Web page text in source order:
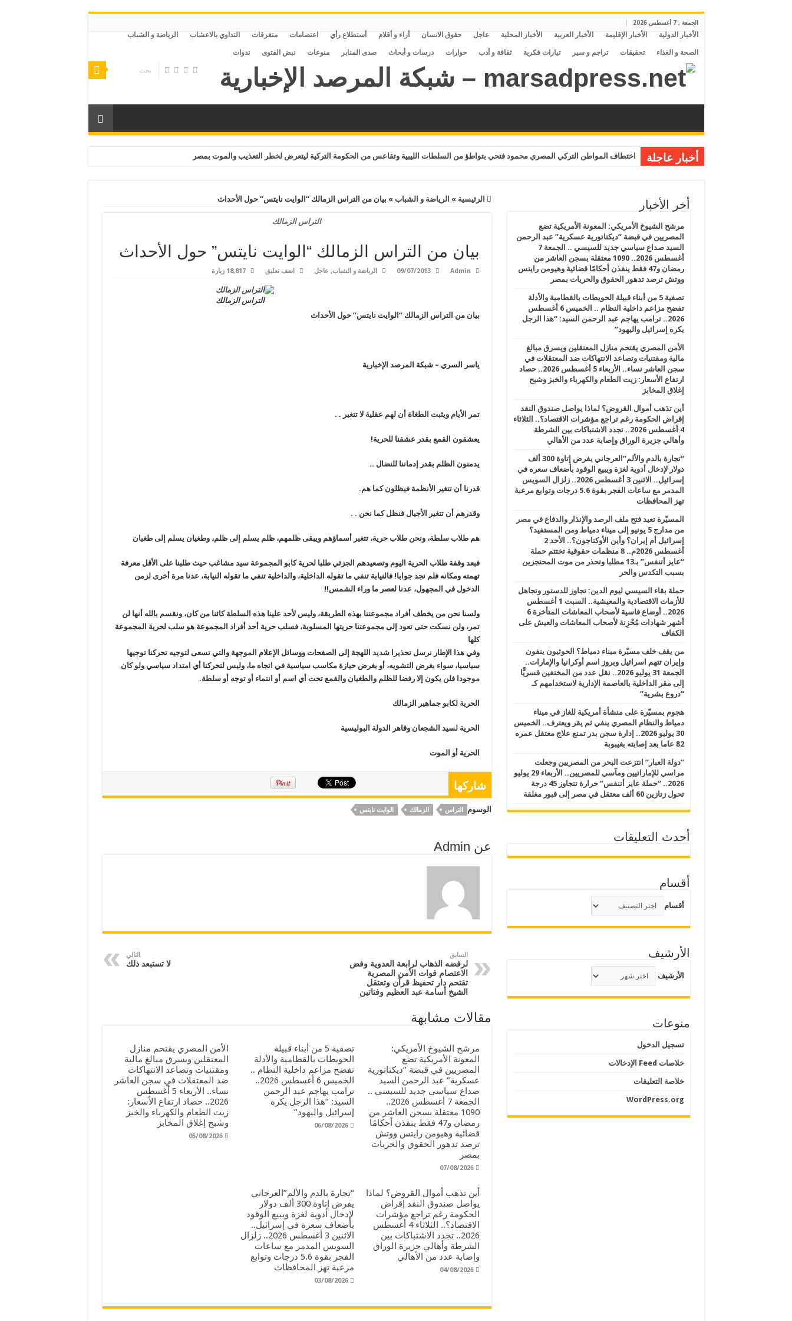
الجمعة , 7 أغسطس 2026
الأخبار الدولية الأخبار الإقليمة الأخبار العربية الأخبار المحلية عاجل حقوق الانسان أراء و أقلام أستطلاع رأي اعتصامات متفرقات التداوي بالاعشاب الرياضة و الشباب
الصحة و الغذاء تحقيقات تراجم و سير تيارات فكرية ثقافة و أدب حوارات درسات و أبحاث صدى المنابر منوعات نبض الفتوى ندوات
أخبار عاجلة اختطاف المواطن التركي المصري محمود فتحي بتواطؤ من السلطات الليبية وتقاعس من الحكومة التركية ليتعرض لخطر التعذيب والموت بمصر
الرئيسية » الرياضة و الشباب » بيان من التراس الزمالك “الوايت نايتس” حول الأحداث
التراس الزمالك
بيان من التراس الزمالك “الوايت نايتس” حول الأحداث
Admin
09/07/2013 الرياضة و الشباب, عاجل اضف تعليق 18,817 زيارة
التراس الزمالك
بيان من التراس الزمالك “الوايت نايتس” حول الأحداث
ياسر السري – شبكة المرصد الإخبارية
تمر الأيام ويثبت الطغاة أن لهم عقلية لا تتغير . .
يعشقون القمع بقدر عشقنا للحرية!
يدمنون الظلم بقدر إدماننا للنضال ..
قدرنا أن تتغير الأنظمة فيظلون كما هم.
وقدرهم أن تتغير الأجيال فنظل كما نحن . .
هم طلاب سلطة، ونحن طلاب حرية، تتغير أسماؤهم ويبقى ظلمهم، ظلم يسلم إلى ظلم، وطغيان يسلم إلى طغيان
فبعد وقفة طلاب الحرية اليوم وتصعيدهم الجزئي طلبا لحرية كابو المجموعة سيد مشاغب حيث طلبنا على الأقل معرفة
تهمته ومكانه فلم نجد جوابا! فالنيابة تنفي ما تقوله الداخلية، والداخلية تنفي ما تقوله النيابة، عدنا مرة أخرى لزمن
الدخول في المجهول، عدنا لعصر ما وراء الشمس!!
ولسنا نحن من يخطف أفراد مجموعتنا بهذه الطريقة، وليس لأحد علينا هذه السلطة كائنا من كان، ونقسم بالله أنها لن
تمر، ولن نسكت حتى تعود إلى مجموعتنا حريتها المسلوبة، فسلب حرية أحد أفراد المجموعة هو سلب لحرية المجموعة
كلها
وفي هذا الإطار نرسل تحذيرا شديد اللهجة إلى الصفحات ووسائل الإعلام الموجهة والتي تسعى لتوجيه تحركنا توجيها
سياسيا، سواء بغرض التشويه، أو بغرض حيازة مكاسب سياسية في اتجاه ما، وليس لتحركنا أي امتداد سياسي ولو كان
موجودا فلن يكون إلا رفضا للظلم والطغيان والقمع تحت أي اسم أو انتماء أو توجه أو سلطة.
الحرية لكابو جماهير الزمالك
الحرية لسيد الشجعان وقاهر الدولة البوليسية
الحرية أو الموت
شاركها
الوسوم التراس الزمالك الوايت نايتس
عن Admin
السابق
لرفضه الذهاب لرابعة العدوية وفض
الاعتصام قوات الأمن المصرية
تقتحم دار تحفيظ قرآن وتعتقل
الشيخ أسامة عبد العظيم وفتاتين
التالي
لا تستبعد ذلك
مقالات مشابهة
مرشح الشيوخ الأمريكي:
المعونة الأمريكية تضع
المصريين في قبضة “ديكتاتورية
عسكرية” عبد الرحمن السيد
صداع سياسي جديد للسيسي ..
الجمعة 7 أغسطس 2026..
1090 معتقلة بسجن العاشر من
رمضان و47 فقط ينفذن أحكامًا
قضائية وهيومن رايتس ووتش
ترصد تدهور الحقوق والحريات
بمصر
07/08/2026
تصفية 5 من أبناء قبيلة
الحويطات بالقطامية والأدلة
تفضح مزاعم داخلية النظام ..
الخميس 6 أغسطس 2026..
ترامب يهاجم عبد الرحمن
السيد: “هذا الرجل يكره
إسرائيل واليهود”
06/08/2026
الأمن المصري يقتحم منازل
المعتقلين ويسرق مبالغ مالية
ومقتنيات وتصاعد الانتهاكات
ضد المعتقلات في سجن العاشر
نساء.. الأربعاء 5 أغسطس
2026.. حصاد ارتفاع الأسعار:
زيت الطعام والكهرباء والخبز
وشبح إغلاق المخابز
05/08/2026
أين تذهب أموال القروض؟ لماذا
يواصل صندوق النقد إقراض
الحكومة رغم تراجع مؤشرات
الاقتصاد؟.. الثلاثاء 4 أغسطس
2026.. تجدد الاشتباكات بين
الشرطة وأهالي جزيرة الوراق
وإصابة عدد من الأهالي
04/08/2026
“تجارة بالدم والألم”العرجاني
يفرض إتاوة 300 ألف دولار
لإدخال أدوية لغزة ويبيع الوقود
بأضعاف سعره في إسرائيل..
الاثنين 3 أغسطس 2026.. زلزال
السويس المدمر مع ساعات
الفجر بقوة 5.6 درجات وتوابع
مرعبة تهز المحافظات
03/08/2026
أخر الأخبار
مرشح الشيوخ الأمريكي: المعونة الأمريكية تضع
المصريين في قبضة “ديكتاتورية عسكرية” عبد الرحمن
السيد صداع سياسي جديد للسيسي .. الجمعة 7
أغسطس 2026.. 1090 معتقلة بسجن العاشر من
رمضان و47 فقط ينفذن أحكامًا قضائية وهيومن رايتس
ووتش ترصد تدهور الحقوق والحريات بمصر
تصفية 5 من أبناء قبيلة الحويطات بالقطامية والأدلة
تفضح مزاعم داخلية النظام .. الخميس 6 أغسطس
2026.. ترامب يهاجم عبد الرحمن السيد: “هذا الرجل
يكره إسرائيل واليهود”
الأمن المصري يقتحم منازل المعتقلين ويسرق مبالغ
مالية ومقتنيات وتصاعد الانتهاكات ضد المعتقلات في
سجن العاشر نساء.. الأربعاء 5 أغسطس 2026.. حصاد
ارتفاع الأسعار: زيت الطعام والكهرباء والخبز وشبح
إغلاق المخابز
أين تذهب أموال القروض؟ لماذا يواصل صندوق النقد
إقراض الحكومة رغم تراجع مؤشرات الاقتصاد؟.. الثلاثاء
4 أغسطس 2026.. تجدد الاشتباكات بين الشرطة
وأهالي جزيرة الوراق وإصابة عدد من الأهالي
“تجارة بالدم والألم”العرجاني يفرض إتاوة 300 ألف
دولار لإدخال أدوية لغزة ويبيع الوقود بأضعاف سعره في
إسرائيل.. الاثنين 3 أغسطس 2026.. زلزال السويس
المدمر مع ساعات الفجر بقوة 5.6 درجات وتوابع مرعبة
تهز المحافظات
المسيّرة تعيد فتح ملف الرصد والإنذار والدفاع في مصر
من مدارج 5 يونيو إلى ميناء دمياط ومن المستفيد؟
إسرائيل أم إيران؟ وأين الأوكتاجون؟.. الأحد 2
أغسطس 2026م.. 8 منظمات حقوقية تختتم حملة
“عايز أتنفس” بـ13 مطلبا وتحذر من موت المحتجزين
بسبب التكدس والحر
حملة بقاء السيسي ليوم الدين: تجاوز للدستور وتجاهل
للأزمات الاقتصادية والمعيشية.. السبت 1 أغسطس
2026.. أوضاع قاسية لأصحاب المعاشات المتأخرة 6
أشهر شهادات مُحْزِنة لأصحاب المعاشات والعيش على
الكفاف
من يقف خلف مسيّرة ميناء دمياط؟ الحوثيون ينفون
وإيران تتهم اسرائيل وبروز اسم أوكرانيا والإمارات..
الجمعة 31 يوليو 2026.. نقل عدد من المختفين قسريًّا
إلى مقر الداخلية بالعاصمة الإدارية لاستخدامهم كـ
“دروع بشرية”
هجوم بمسيّرة على منشأة أمريكية للغاز في ميناء
دمياط والنظام المصري ينفي ثم يقر ويعترف.. الخميس
30 يوليو 2026.. إدارة سجن بدر تمنع علاج معتقل عمره
82 عاما بعد إصابته بغيبوبة
“دولة العبار” انتزعت البحر من المصريين وجعلت
مراسي للإماراتيين ومآسي للمصريين.. الأربعاء 29 يوليو
2026.. “حملة عايز أتنفس” حرارة تتجاوز 45 درجة
تحول زنازين 60 ألف معتقل في مصر إلى قبور مغلقة
أحدث التعليقات
أقسام
أقسام
الأرشيف
الأرشيف
منوعات
تسجيل الدخول
خلاصات Feed الإدخالات
خلاصة التعليقات
WordPress.org